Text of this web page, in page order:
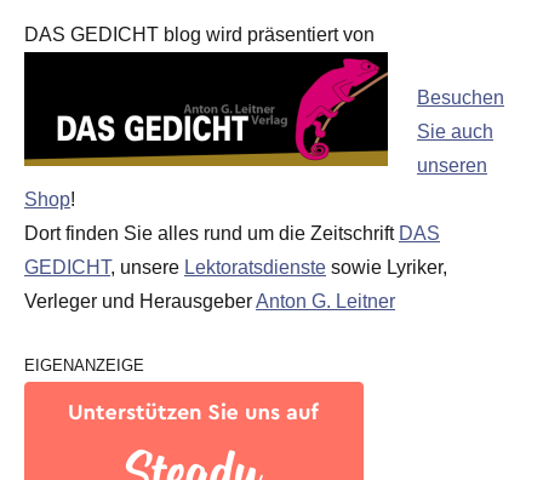
DAS GEDICHT blog wird präsentiert von
Besuchen
Sie auch
unseren
Shop!
Dort finden Sie alles rund um die Zeitschrift DAS
GEDICHT, unsere Lektoratsdienste sowie Lyriker,
Verleger und HerausgeberAnton G. Leitner
EIGENANZEIGE